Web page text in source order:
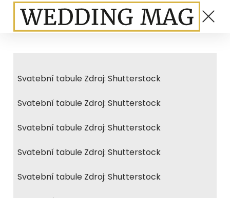
Svatební tabule Zdroj: Shutterstock
Svatební tabule Zdroj: Shutterstock
Svatební tabule Zdroj: Shutterstock
Svatební tabule Zdroj: Shutterstock
Svatební tabule Zdroj: Shutterstock